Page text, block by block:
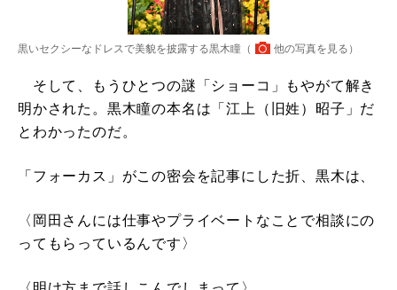
黒いセクシーなドレスで美貌を披露する黒木瞳（ 他の写真を見る ）
そして、もうひとつの謎「ショーコ」もやがて解き
明かされた。黒木瞳の本名は「江上（旧姓）昭子」だ
とわかったのだ。
「フォーカス」がこの密会を記事にした折、黒木は、
〈岡田さんには仕事やプライベートなことで相談にの
ってもらっているんです〉